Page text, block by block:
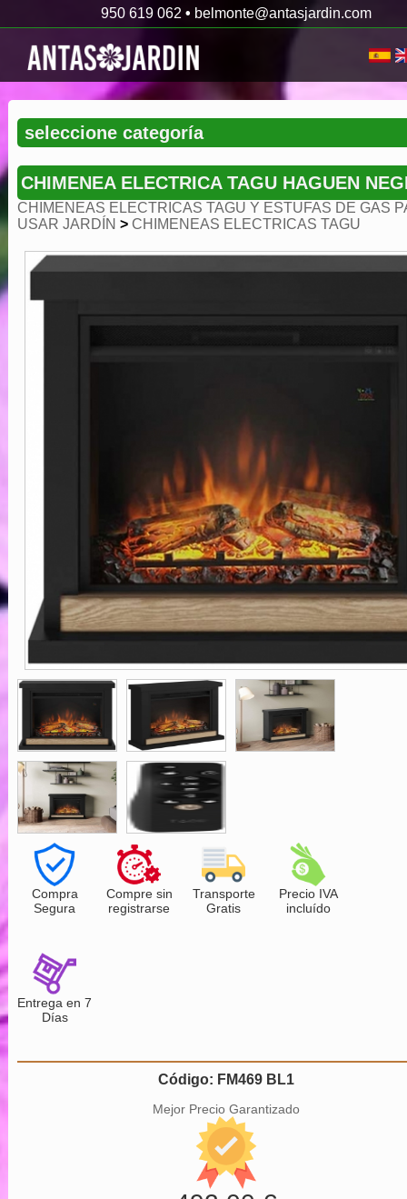
950 619 062 • belmonte@antasjardin.com
CHIMENEA ELECTRICA TAGU HAGUEN
CHIMENEAS ELECTRICAS TAGU Y ESTUFAS DE GAS
USAR JARDÍN > CHIMENEAS ELECTRICAS TAGU
Compra
Segura
Compre sin
registrarse
Transporte
Gratis
Precio IVA
incluído
Entrega en 7
Días
Código: FM469 BL1
Mejor Precio Garantizado